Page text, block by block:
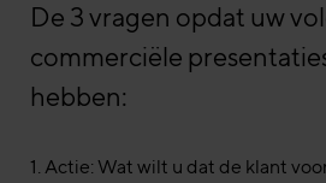
De 3 vragen opdat uw
commerciële
hebben:
1. Actie: Wat wilt u dat de klant